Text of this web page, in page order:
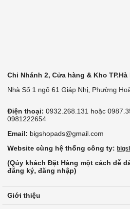
Chi Nhánh 2, Cửa hàng & Kho TP.Hà
Nhà Số 1 ngõ 61 Giáp Nhị, Phường
Điện thoại: 0932.268.131 hoặc
0981222654
Email: bigshopads@gmail.com
Website cùng hệ thống công ty:
(Qúy khách Đặt Hàng một cách dễ
đăng ký, đăng nhập)
Giới thiệu